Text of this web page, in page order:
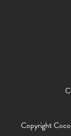
Copyright